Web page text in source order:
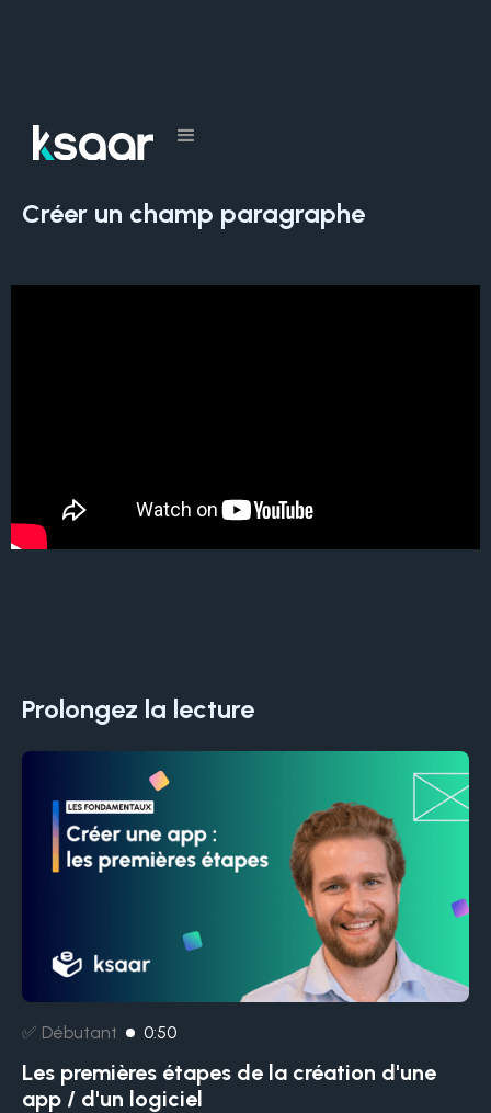
Créer un champ paragraphe
Prolongez la lecture
✅ Débutant 0:50
Les premières étapes de la création d'une
app / d'un logiciel